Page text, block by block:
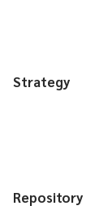
Strategy
Repository